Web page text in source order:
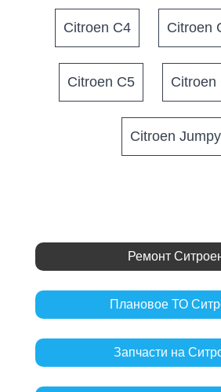
Citroen C4 Citroen
Citroen C5 Citroen
Citroen Jumpy
Ремонт
Плановое ТО
Запчасти на